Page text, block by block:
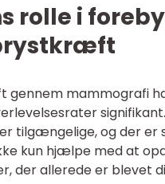
rolle i
gennem mammografi
tilgængelige, og der er
kun hjælpe med at
der allerede er blevet